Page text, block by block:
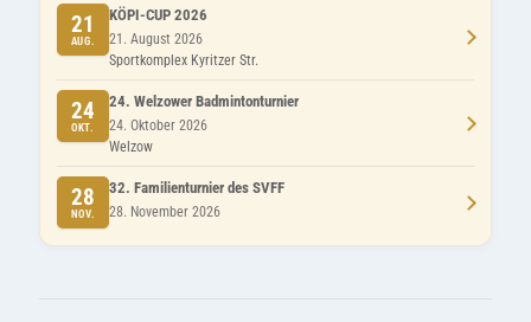
21
AUG.
KÖPI-CUP 2026
21. August 2026
Sportkomplex Kyritzer Str.
24
OKT.
24. Welzower Badmintonturnier
24. Oktober 2026
Welzow
28
NOV.
32. Familienturnier des SVFF
28. November 2026